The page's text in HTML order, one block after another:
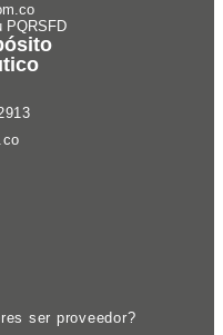
PQRSFD
ser proveedor?